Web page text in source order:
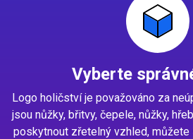
Vyberte
Logo holičství je považováno za
jsou nůžky, břitvy, čepele, nůžky,
poskytnout zřetelný vzhled,